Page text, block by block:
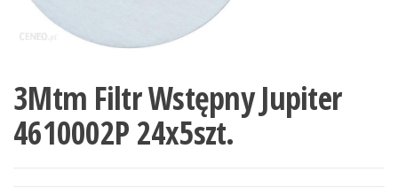
3Mtm Filtr Wstępny Jupiter
4610002P 24x5szt.